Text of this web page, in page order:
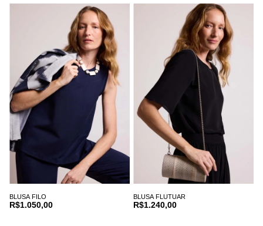
BLUSA FILO
R$1.050,00
BLUSA FLUTUAR
R$1.240,00